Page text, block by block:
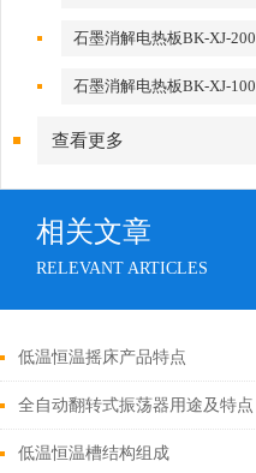
石墨消解电热板BK-XJ-200
石墨消解电热板BK-XJ-100
查看更多
相关文章
RELEVANT ARTICLES
低温恒温摇床产品特点
全自动翻转式振荡器用途及特点
低温恒温槽结构组成